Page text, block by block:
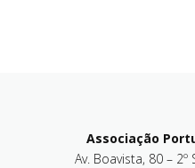
Associação
Av. Boavista, 80 –